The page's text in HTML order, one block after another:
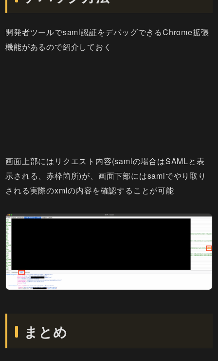
開発者ツールでsaml認証をデバッグできるChrome拡張
機能があるので紹介しておく
画面上部にはリクエスト内容(samlの場合はSAMLと表
示される、赤枠箇所)が、画面下部にはsamlでやり取り
される実際のxmlの内容を確認することが可能
まとめ